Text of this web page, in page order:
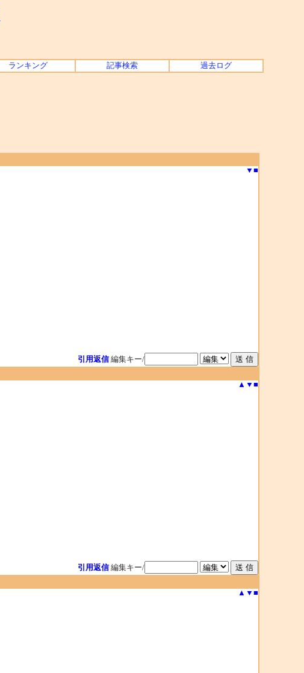
ランキング 記事検索 過去ログ
▼ ■
引用返信 編集キー/
▲ ▼ ■
引用返信 編集キー/
▲ ▼ ■